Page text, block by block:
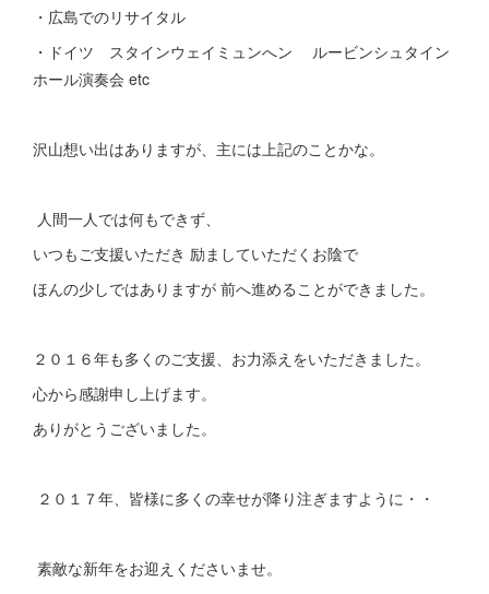
・広島でのリサイタル
・ドイツ スタインウェイミュンへン ルービンシュタイン
ホール演奏会 etc
沢山想い出はありますが、主には上記のことかな。
人間一人では何もできず、
いつもご支援いただき 励ましていただくお陰で
ほんの少しではありますが 前へ進めることができました。
２０１６年も多くのご支援、お力添えをいただきました。
心から感謝申し上げます。
ありがとうございました。
２０１７年、皆様に多くの幸せが降り注ぎますように・・
素敵な新年をお迎えくださいませ。